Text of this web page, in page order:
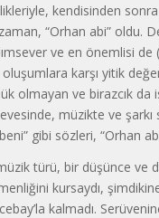
kendisinden
“Orhan abi” oldu.
ve en önemlisi
karşı yitik
olmayan ve birazcık da
müzikte ve
gibi sözleri, “Orhan
türü, bir düşünce ve
kursaydı,
kalmadı.